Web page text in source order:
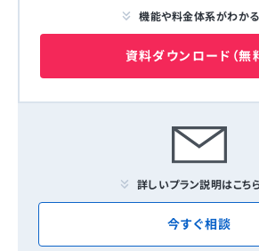
機能や料金体系がわかる
資料ダウンロード（無
詳しいプラン説明はこち
今すぐ相談